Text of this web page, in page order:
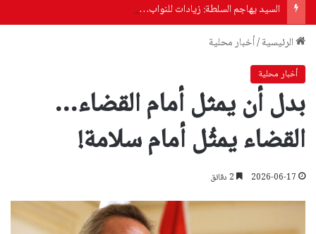
السيد يهاجم السلطة: زيادات للنواب… وفتات لموظفي الدولة
الرئيسية/أخبار محلية
أخبار محلية
بدل أن يمثل أمام القضاء…
القضاء يمثُل أمام سلامة!
2026-06-17